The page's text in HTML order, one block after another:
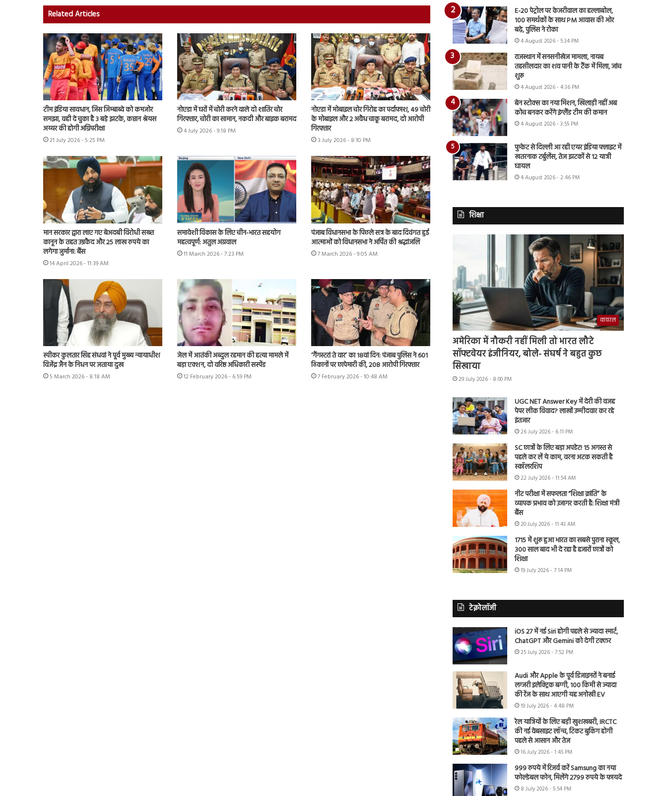
Related Articles
टीम इंडिया सावधान, जिस जिम्बाब्वे को कमजोर
समझा, वही दे चुका है 3 बड़े झटके, कप्तान श्रेयस
अय्यर की होगी अग्निपरीक्षा
21 July 2026 - 5:25 PM
नोएडा में घरों में चोरी करने वाले दो शातिर चोर
गिरफ्तार, चोरी का सामान, नकदी और बाइक बरामद
4 July 2026 - 9:18 PM
नोएडा में मोबाइल चोर गिरोह का पर्दाफाश, 49 चोरी
के मोबाइल और 2 अवैध चाकू बरामद, दो आरोपी
गिरफ्तार
3 July 2026 - 8:10 PM
मान सरकार द्वारा लाए गए बेअदबी विरोधी सख्त
कानून के तहत उम्रकैद और 25 लाख रुपये का
लगेगा जुर्माना: बैंस
14 April 2026 - 11:39 AM
समावेशी विकास के लिए चीन-भारत सहयोग
महत्वपूर्ण: अतुल अग्रवाल
11 March 2026 - 7:23 PM
पंजाब विधानसभा के पिछले सत्र के बाद दिवंगत हुई
आत्माओं को विधानसभा ने अर्पित की श्रद्धांजलि
7 March 2026 - 9:05 AM
स्पीकर कुलतार सिंह संधवां ने पूर्व मुख्य न्यायाधीश
विजेंद्र जैन के निधन पर जताया दुख
5 March 2026 - 8:18 AM
जेल में आतंकी अब्दुल रहमान की हत्या मामले में
बड़ा एक्शन, दो वरिष्ठ अधिकारी सस्पेंड
12 February 2026 - 6:59 PM
‘गैंगस्टरां ते वार’ का 18वां दिन: पंजाब पुलिस ने 601
ठिकानों पर छापेमारी की, 208 आरोपी गिरफ्तार
7 February 2026 - 10:48 AM
E-20 पेट्रोल पर केजरीवाल का हल्लाबोल,
100 समर्थकों के साथ PM आवास की ओर
बढ़े, पुलिस ने रोका
4 August 2026 - 5:34 PM
राजस्थान में सनसनीखेज मामला, नायब
तहसीलदार का शव पानी के टैंक में मिला, जांच
शुरू
4 August 2026 - 4:36 PM
बेन स्टोक्स का नया मिशन, खिलाड़ी नहीं अब
कोच बनकर करेंगे इंग्लैंड टीम की कमान
4 August 2026 - 3:55 PM
फुकेट से दिल्ली आ रही एयर इंडिया फ्लाइट में
खतरनाक टर्बुलेंस, तेज झटकों से 12 यात्री
घायल
4 August 2026 - 2:46 PM
शिक्षा
वायरल
अमेरिका में नौकरी नहीं मिली तो भारत लौटे
सॉफ्टवेयर इंजीनियर, बोले- संघर्ष ने बहुत कुछ
सिखाया
29 July 2026 - 8:00 PM
UGC NET Answer Key में देरी की वजह
पेपर लीक विवाद? लाखों उम्मीदवार कर रहे
इंतजार
26 July 2026 - 6:11 PM
SC छात्रों के लिए बड़ा अपडेट! 15 अगस्त से
पहले कर लें ये काम, वरना अटक सकती है
स्कॉलरशिप
22 July 2026 - 11:54 AM
नीट परीक्षा में सफलता “शिक्षा क्रांति” के
व्यापक प्रभाव को उजागर करती है: शिक्षा मंत्री
बैंस
20 July 2026 - 11:43 AM
1715 में शुरू हुआ भारत का सबसे पुराना स्कूल,
300 साल बाद भी दे रहा है हजारों छात्रों को
शिक्षा
19 July 2026 - 7:14 PM
टेक्नोलॉजी
iOS 27 में नई Siri होगी पहले से ज्यादा स्मार्ट,
ChatGPT और Gemini को देगी टक्कर
25 July 2026 - 7:52 PM
Audi और Apple के पूर्व डिजाइनरों ने बनाई
लग्जरी इलेक्ट्रिक बग्गी, 100 किमी से ज्यादा
की रेंज के साथ आएगी यह अनोखी EV
19 July 2026 - 4:48 PM
रेल यात्रियों के लिए बड़ी खुशखबरी, IRCTC
की नई वेबसाइट लॉन्च, टिकट बुकिंग होगी
पहले से आसान और तेज
16 July 2026 - 1:45 PM
999 रुपये में रिजर्व करें Samsung का नया
फोल्डेबल फोन, मिलेंगे 2799 रुपये के फायदे
8 July 2026 - 5:54 PM